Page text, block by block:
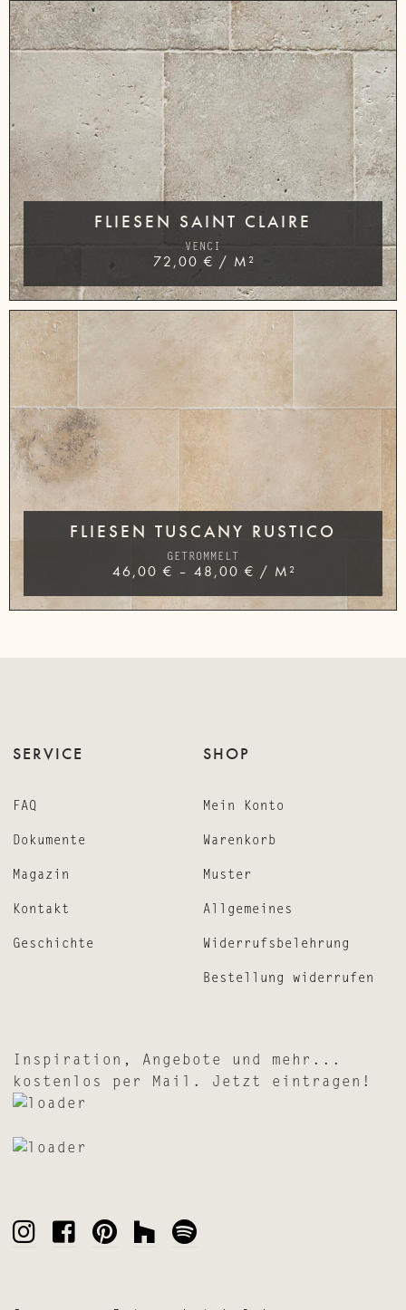
FLIESEN SAINT CLAIRE
VENCI
72,00€ / M²
FLIESEN TUSCANY RUSTICO
GETROMMELT
46,00 € – 48,00€ / M²
SERVICE
FAQ
Dokumente
Magazin
Kontakt
Geschichte
SHOP
Mein Konto
Warenkorb
Muster
Allgemeines
Widerrufsbelehrung
Bestellung widerrufen
Inspiration, Angebote und mehr...
kostenlos per Mail. Jetzt eintragen!